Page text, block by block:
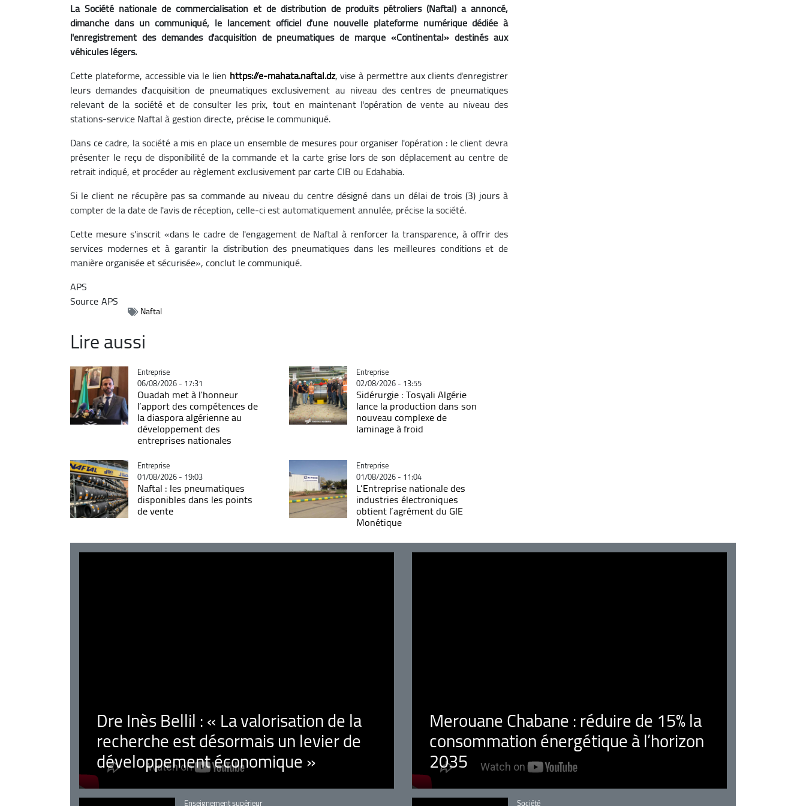
La Société nationale de commercialisation et de distribution de produits pétroliers (Naftal) a annoncé,
dimanche dans un communiqué, le lancement officiel d'une nouvelle plateforme numérique dédiée à
l'enregistrement des demandes d'acquisition de pneumatiques de marque «Continental» destinés aux
véhicules légers.
Cette plateforme, accessible via le lien https://e-mahata.naftal.dz, vise à permettre aux clients d'enregistrer
leurs demandes d'acquisition de pneumatiques exclusivement au niveau des centres de pneumatiques
relevant de la société et de consulter les prix, tout en maintenant l'opération de vente au niveau des
stations-service Naftal à gestion directe, précise le communiqué.
Dans ce cadre, la société a mis en place un ensemble de mesures pour organiser l'opération : le client devra
présenter le reçu de disponibilité de la commande et la carte grise lors de son déplacement au centre de
retrait indiqué, et procéder au règlement exclusivement par carte CIB ou Edahabia.
Si le client ne récupère pas sa commande au niveau du centre désigné dans un délai de trois (3) jours à
compter de la date de l'avis de réception, celle-ci est automatiquement annulée, précise la société.
Cette mesure s'inscrit «dans le cadre de l'engagement de Naftal à renforcer la transparence, à offrir des
services modernes et à garantir la distribution des pneumatiques dans les meilleures conditions et de
manière organisée et sécurisée», conclut le communiqué.
APS
SourceAPS
Naftal
Lire aussi
Catégorie
Entreprise
06/08/2026 - 17:31
Ouadah met à l’honneur
l’apport des compétences de
la diaspora algérienne au
développement des
entreprises nationales
Catégorie
Entreprise
02/08/2026 - 13:55
Sidérurgie : Tosyali Algérie
lance la production dans son
nouveau complexe de
laminage à froid
Catégorie
Entreprise
01/08/2026 - 19:03
Naftal : les pneumatiques
disponibles dans les points
de vente
Catégorie
Entreprise
01/08/2026 - 11:04
L’Entreprise nationale des
industries électroniques
obtient l’agrément du GIE
Monétique
Dre Inès Bellil : « La valorisation de la
recherche est désormais un levier de
développement économique »
Merouane Chabane : réduire de 15% la
consommation énergétique à l’horizon
2035
Catégorie
Enseignement supérieur Catégorie
Société